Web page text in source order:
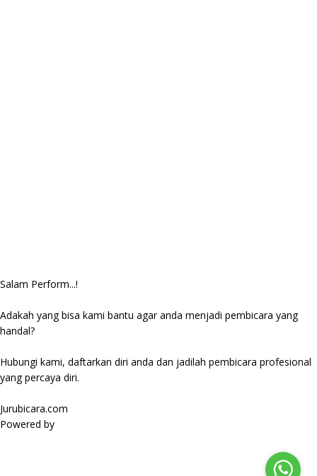
Salam Perform...!
Adakah yang bisa kami bantu agar anda menjadi pembicara yang
handal?
Hubungi kami, daftarkan diri anda dan jadilah pembicara profesional
yang percaya diri.
Jurubicara.com
Powered by